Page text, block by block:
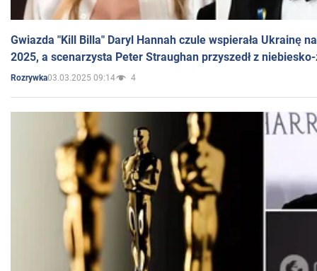
Gwiazda "Kill Billa" Daryl Hannah czule wspierała Ukrainę
2025, a scenarzysta Peter Straughan przyszedł z
Rozrywka03.03.2025 09:14 4